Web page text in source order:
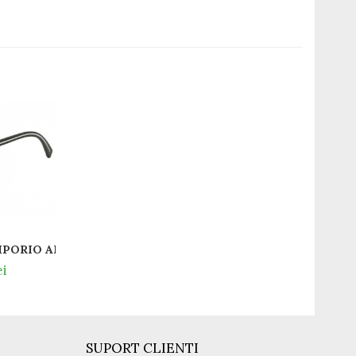
ARMANI EA1079 3094
SUPORT CLIENTI